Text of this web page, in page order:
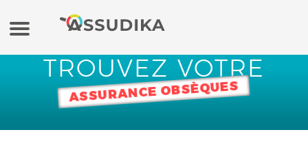
Assurance auto
Assurance moto
TROUVEZ VOTRE
ASSURANCE OBSÈQUES